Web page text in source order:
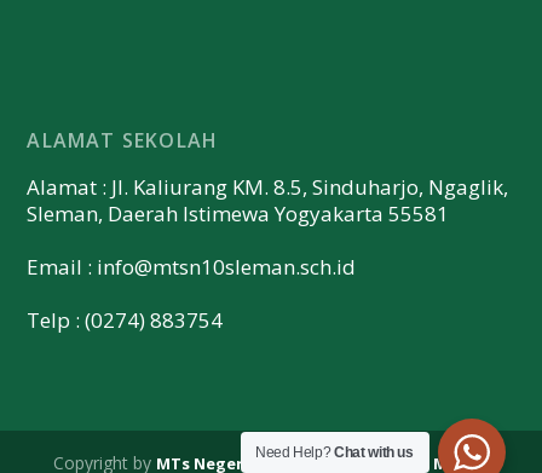
ALAMAT SEKOLAH
Alamat : Jl. Kaliurang KM. 8.5, Sinduharjo, Ngaglik,
Sleman, Daerah Istimewa Yogyakarta 55581
Email : info@mtsn10sleman.sch.id
Telp : (0274) 883754
Copyright by MTs Negeri 10 Sleman | Design by Merapi
Need Help?Chat with us